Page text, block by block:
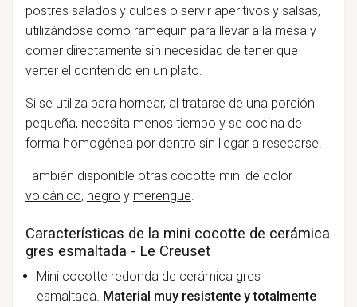
postres salados y dulces o servir aperitivos y salsas,
utilizándose como ramequin para llevar a la mesa y
comer directamente sin necesidad de tener que
verter el contenido en un plato.
Si se utiliza para hornear, al tratarse de una porción
pequeña, necesita menos tiempo y se cocina de
forma homogénea por dentro sin llegar a resecarse.
También disponible otras cocotte mini de color
volcánico, negro y merengue.
Características de la mini cocotte de cerámica
gres esmaltada - Le Creuset
Mini cocotte redonda de cerámica gres
esmaltada. Material muy resistente y totalmente